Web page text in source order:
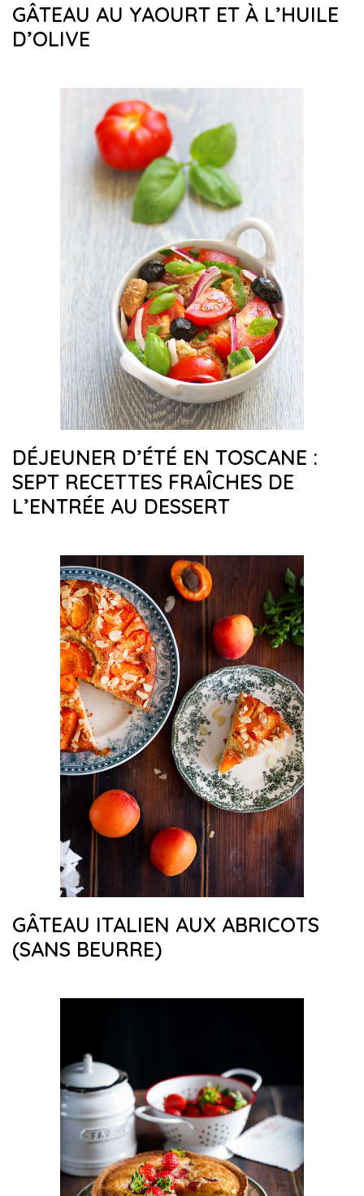
GÂTEAU AU YAOURT ET À L’HUILE
D’OLIVE
DÉJEUNER D’ÉTÉ EN TOSCANE :
SEPT RECETTES FRAÎCHES DE
L’ENTRÉE AU DESSERT
GÂTEAU ITALIEN AUX ABRICOTS
(SANS BEURRE)